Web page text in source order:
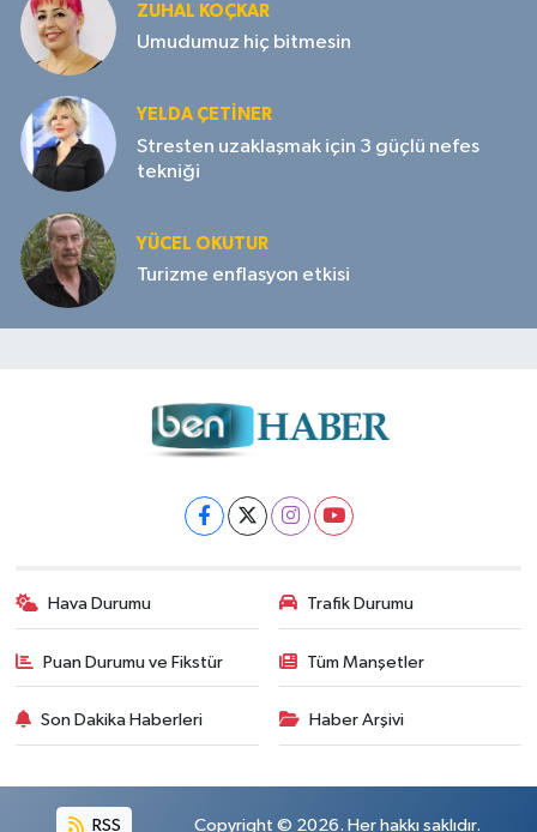
ZUHAL KOÇKAR
Umudumuz hiç bitmesin
YELDA ÇETİNER
Stresten uzaklaşmak için 3 güçlü nefes
tekniği
YÜCEL OKUTUR
Turizme enflasyon etkisi
Hava Durumu Trafik Durumu
Puan Durumu ve Fikstür Tüm Manşetler
Son Dakika Haberleri Haber Arşivi
RSS Copyright © 2026. Her hakkı saklıdır.